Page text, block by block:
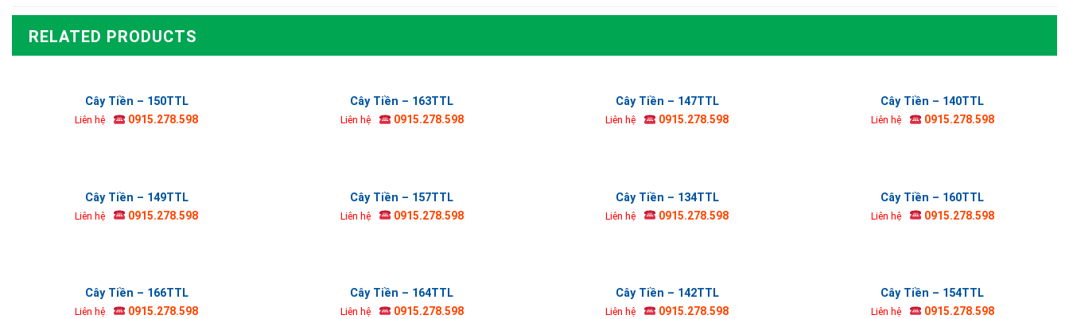
RELATED PRODUCTS
Cây Tiền – 150TTL
Liên hệ 0915.278.598
Cây Tiền – 163TTL
Liên hệ 0915.278.598
Cây Tiền – 147TTL
Liên hệ 0915.278.598
Cây Tiền – 140TTL
Liên hệ 0915.278.598
Cây Tiền – 149TTL
Liên hệ 0915.278.598
Cây Tiền – 157TTL
Liên hệ 0915.278.598
Cây Tiền – 134TTL
Liên hệ 0915.278.598
Cây Tiền – 160TTL
Liên hệ 0915.278.598
Cây Tiền – 166TTL
Liên hệ 0915.278.598
Cây Tiền – 164TTL
Liên hệ 0915.278.598
Cây Tiền – 142TTL
Liên hệ 0915.278.598
Cây Tiền – 154TTL
Liên hệ 0915.278.598